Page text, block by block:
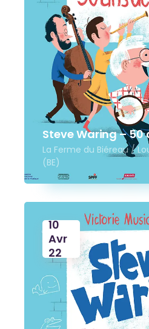
Steve Waring – 50
La Ferme du Biéreau /
(BE)
10
Avr
22